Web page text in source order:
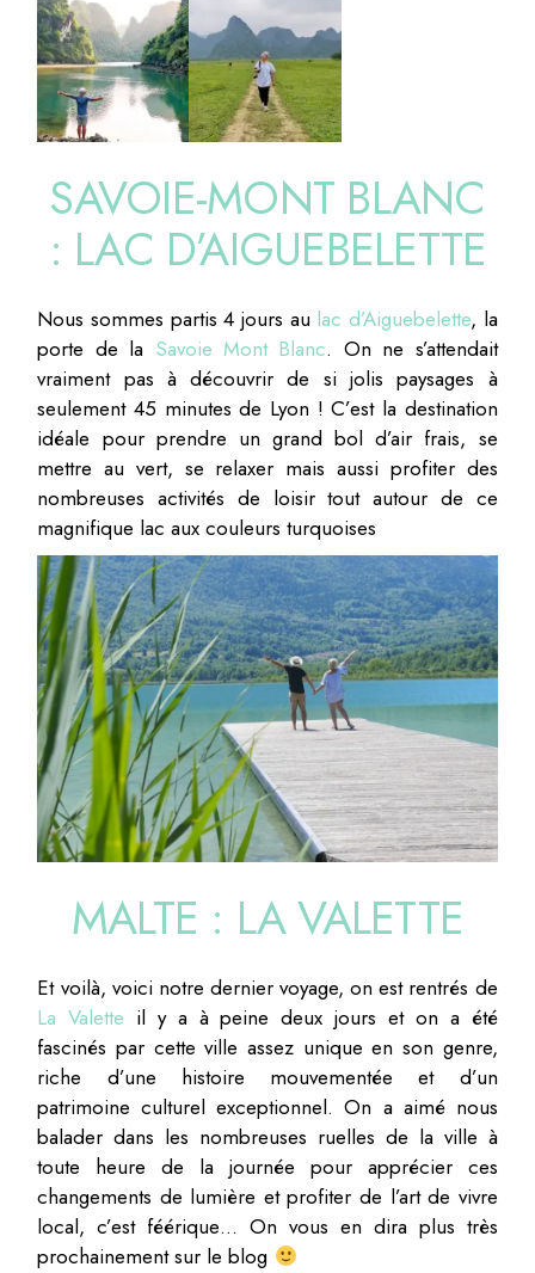
SAVOIE-MONT BLANC
: LAC D’AIGUEBELETTE
Nous sommes partis 4 jours au lac d’Aiguebelette, la
porte de la Savoie Mont Blanc. On ne s’attendait
vraiment pas à découvrir de si jolis paysages à
seulement 45 minutes de Lyon ! C’est la destination
idéale pour prendre un grand bol d’air frais, se
mettre au vert, se relaxer mais aussi profiter des
nombreuses activités de loisir tout autour de ce
magnifique lac aux couleurs turquoises
MALTE : LA VALETTE
Et voilà, voici notre dernier voyage, on est rentrés de
La Valette il y a à peine deux jours et on a été
fascinés par cette ville assez unique en son genre,
riche d’une histoire mouvementée et d’un
patrimoine culturel exceptionnel. On a aimé nous
balader dans les nombreuses ruelles de la ville à
toute heure de la journée pour apprécier ces
changements de lumière et profiter de l’art de vivre
local, c’est féérique… On vous en dira plus très
prochainement sur le blog